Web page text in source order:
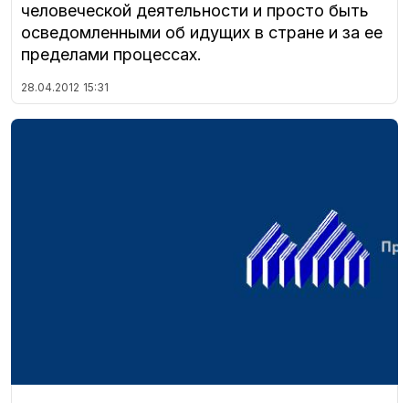
человеческой деятельности и просто быть
осведомленными об идущих в стране и за ее
пределами процессах.
28.04.2012 15:31